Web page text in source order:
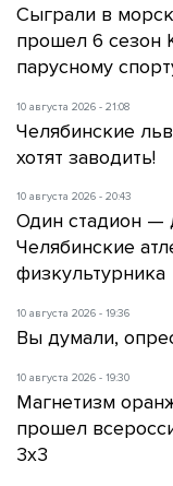
Сыграли в
прошел 6 сезон
парусному
10 августа 2026 - 21:08
Челябинские
хотят заводить!
10 августа 2026 - 20:43
Один стадион —
Челябинские
физкультурника
10 августа 2026 - 19:36
Вы думали,
10 августа 2026 - 19:30
Магнетизм
прошел
3х3